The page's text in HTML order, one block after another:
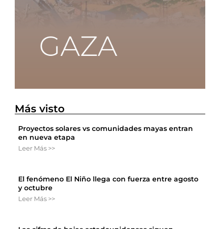
Más visto
Proyectos solares vs comunidades mayas entran
en nueva etapa
Leer Más >>
El fenómeno El Niño llega con fuerza entre agosto
y octubre
Leer Más >>